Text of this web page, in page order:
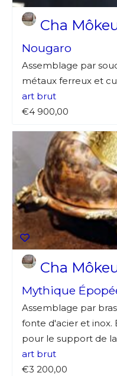
Cha
Nougaro
Assemblage par
métaux ferreux et
art brut
€4 900,00
Cha
Mythique
Assemblage par
fonte d'acier et inox.
pour le support de
art brut
€3 200,00